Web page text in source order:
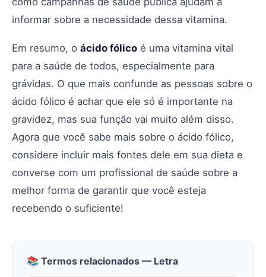
informar sobre a necessidade dessa vitamina.
Em resumo, o ácido fólico é uma vitamina vital
para a saúde de todos, especialmente para
grávidas. O que mais confunde as pessoas sobre o
ácido fólico é achar que ele só é importante na
gravidez, mas sua função vai muito além disso.
Agora que você sabe mais sobre o ácido fólico,
considere incluir mais fontes dele em sua dieta e
converse com um profissional de saúde sobre a
melhor forma de garantir que você esteja
recebendo o suficiente!
📚 Termos relacionados — Letra